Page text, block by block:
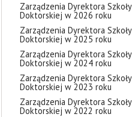
Zarządzenia Dyrektora Szkoły
Doktorskiej w 2026 roku
Zarządzenia Dyrektora Szkoły
Doktorskiej w 2025 roku
Zarządzenia Dyrektora Szkoły
Doktorskiej w 2024 roku
Zarządzenia Dyrektora Szkoły
Doktorskiej w 2023 roku
Zarządzenia Dyrektora Szkoły
Doktorskiej w 2022 roku